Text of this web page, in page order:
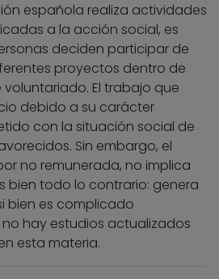
española realiza actividades
a la acción social, es
deciden participar de
proyectos dentro de
El trabajo que
debido a su carácter
con la situación social de
Sin embargo, el
no remunerada, no implica
bien todo lo contrario: genera
bien es complicado
hay estudios actualizados
esta materia.